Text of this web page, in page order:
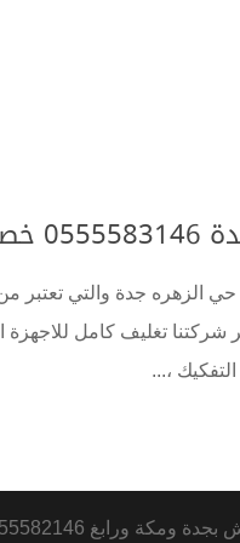
الزهره جدة والتي تعتبر
تغليف كامل للاجهزة
،...
ورابغ 0555582146